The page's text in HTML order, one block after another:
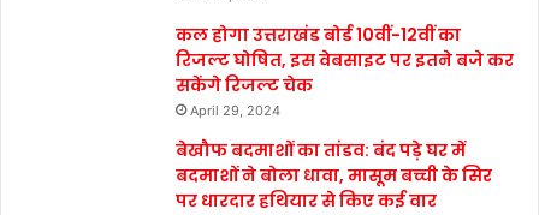
कल होगा उत्तराखंड बोर्ड 10वीं-12वीं का
रिजल्ट घोषित, इस वेबसाइट पर इतने बजे कर
सकेंगे रिजल्ट चेक
April 29, 2024
बेखौफ बदमाशों का तांडव: बंद पड़े घर में
बदमाशों ने बोला धावा, मासूम बच्ची के सिर
पर धारदार हथियार से किए कई वार